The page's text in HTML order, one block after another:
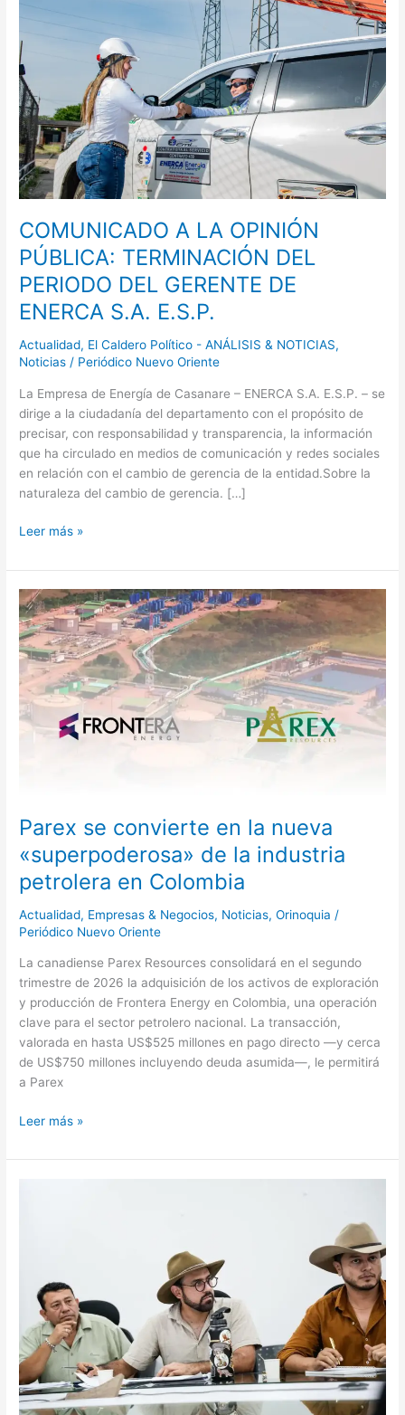
COMUNICADO A LA OPINIÓN
PÚBLICA: TERMINACIÓN DEL
PERIODO DEL GERENTE DE
ENERCA S.A. E.S.P.
Actualidad, El Caldero Político - ANÁLISIS & NOTICIAS,
Noticias / Periódico Nuevo Oriente
La Empresa de Energía de Casanare – ENERCA S.A. E.S.P. – se
dirige a la ciudadanía del departamento con el propósito de
precisar, con responsabilidad y transparencia, la información
que ha circulado en medios de comunicación y redes sociales
en relación con el cambio de gerencia de la entidad.Sobre la
naturaleza del cambio de gerencia. […]
PÚBLICA:
TERMINACIÓN
DEL
PERIODO
DEL
GERENTE
DE
ENERCA
S.A.
E.S.P.
Leer más »
Parex se convierte en la nueva
«superpoderosa» de la industria
petrolera en Colombia
Actualidad, Empresas & Negocios, Noticias,Orinoquia /
Periódico Nuevo Oriente
La canadiense Parex Resources consolidará en el segundo
trimestre de 2026 la adquisición de los activos de exploración
y producción de Frontera Energy en Colombia, una operación
clave para el sector petrolero nacional. La transacción,
valorada en hasta US$525 millones en pago directo —y cerca
de US$750 millones incluyendo deuda asumida—, le permitirá
a Parex
Parex
se
convierte
en
nueva
«superpoderosa»
en
Colombia
Leer más »
FISCALÍA
BUSCA
DE
CASTIGAR
A
RESPONSABLES